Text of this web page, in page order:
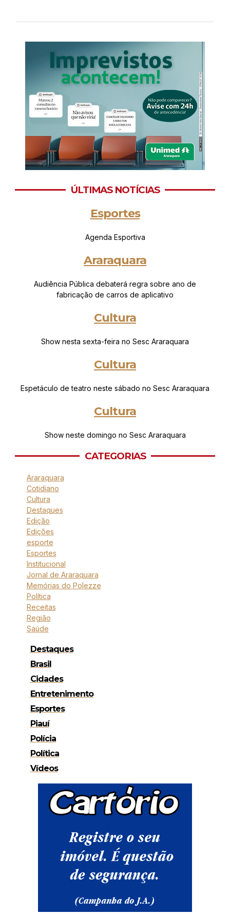
ÚLTIMAS NOTÍCIAS
Esportes
Agenda Esportiva
Araraquara
Audiência Pública debaterá regra sobre ano de
fabricação de carros de aplicativo
Cultura
Show nesta sexta-feira no Sesc Araraquara
Cultura
Espetáculo de teatro neste sábado no Sesc Araraquara
Cultura
Show neste domingo no Sesc Araraquara
CATEGORIAS
Araraquara
Cotidiano
Cultura
Destaques
Edição
Edições
esporte
Esportes
Institucional
Jornal de Araraquara
Memórias do Polezze
Política
Receitas
Região
Saúde
Destaques
Brasil
Cidades
Entretenimento
Esportes
Piauí
Polícia
Política
Vídeos